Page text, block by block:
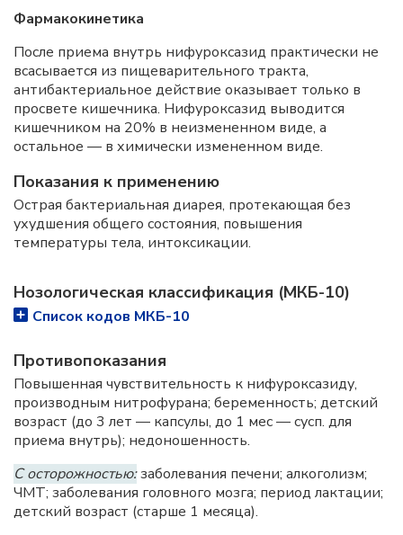
Фармакокинетика
После приема внутрь нифуроксазид практически не
всасывается из пищеварительного тракта,
антибактериальное действие оказывает только в
просвете кишечника. Нифуроксазид выводится
кишечником на 20% в неизмененном виде, а
остальное — в химически измененном виде.
Показания к применению
Острая бактериальная диарея, протекающая без
ухудшения общего состояния, повышения
температуры тела, интоксикации.
Нозологическая классификация (МКБ-10)
Список кодов МКБ-10
Противопоказания
Повышенная чувствительность к нифуроксазиду,
производным нитрофурана; беременность; детский
возраст (до 3 лет — капсулы, до 1 мес — сусп. для
приема внутрь); недоношенность.
С осторожностью:заболевания печени; алкоголизм;
ЧМТ; заболевания головного мозга; период лактации;
детский возраст (старше 1 месяца).